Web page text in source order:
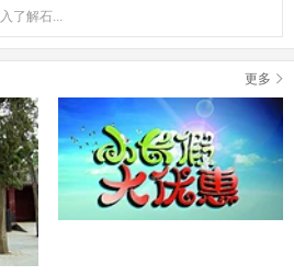
了解石...
更多